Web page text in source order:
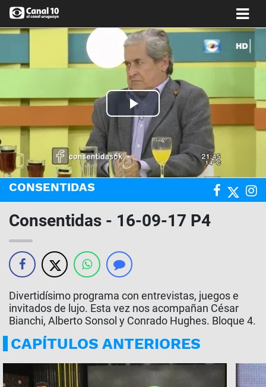
Play
Video
CONSENTIDAS
Consentidas - 16-09-17 P4
Divertidísimo programa con entrevistas, juegos e
invitados de lujo. Esta vez nos acompañan César
Bianchi, Alberto Sonsol y Conrado Hughes. Bloque 4.
CAPÍTULOS ANTERIORES